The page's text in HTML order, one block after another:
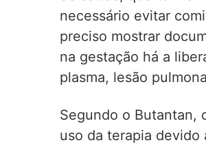
necessário evitar
preciso mostrar
na gestação há a
plasma, lesão
Segundo o Butantan,
uso da terapia devido